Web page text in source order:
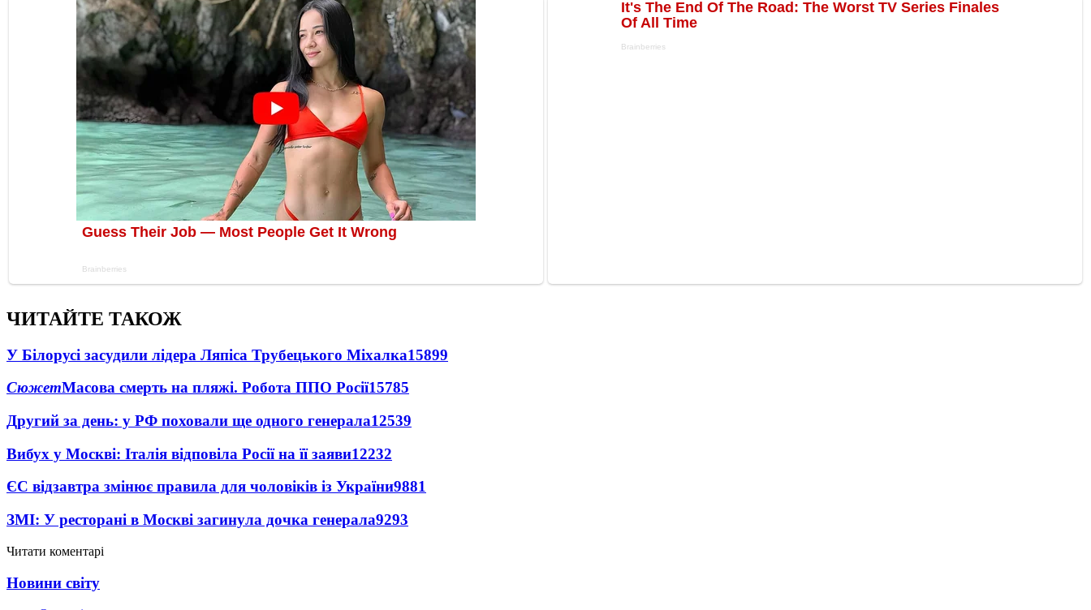
ЧИТАЙТЕ ТАКОЖ
У Білорусі засудили лідера Ляпіса Трубецького Міхалка15899
СюжетМасова смерть на пляжі. Робота ППО Росії15785
Другий за день: у РФ поховали ще одного генерала12539
Вибух у Москві: Італія відповіла Росії на її заяви12232
ЄС відзавтра змінює правила для чоловіків із України9881
ЗМІ: У ресторані в Москві загинула дочка генерала9293
Читати коментарі
Новини світу